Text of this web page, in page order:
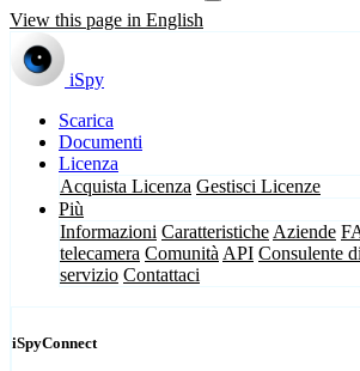
View this page in English
iSpy
Scarica
Documenti
Licenza
Acquista Licenza Gestisci Licenze
Più
Informazioni Caratteristiche Aziende
telecamera Comunità API Consulente
servizio Contattaci
iSpyConnect